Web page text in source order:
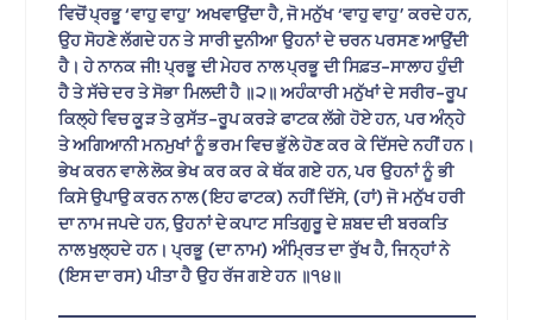
ਵਿਚੋਂ ਪ੍ਰਭੂ ‘ਵਾਹੁ ਵਾਹੁ’ ਅਖਵਾਉਂਦਾ ਹੈ, ਜੋ ਮਨੁੱਖ ‘ਵਾਹੁ ਵਾਹੁ’ ਕਰਦੇ ਹਨ,
ਉਹ ਸੋਹਣੇ ਲੱਗਦੇ ਹਨ ਤੇ ਸਾਰੀ ਦੁਨੀਆ ਉਹਨਾਂ ਦੇ ਚਰਨ ਪਰਸਣ ਆਉਂਦੀ
ਹੈ। ਹੇ ਨਾਨਕ ਜੀ! ਪ੍ਰਭੂ ਦੀ ਮੇਹਰ ਨਾਲ ਪ੍ਰਭੂ ਦੀ ਸਿਫ਼ਤ-ਸਾਲਾਹ ਹੁੰਦੀ
ਹੈ ਤੇ ਸੱਚੇ ਦਰ ਤੇ ਸੋਭਾ ਮਿਲਦੀ ਹੈ ॥੨॥ ਅਹੰਕਾਰੀ ਮਨੁੱਖਾਂ ਦੇ ਸਰੀਰ-ਰੂਪ
ਕਿਲ੍ਹੇ ਵਿਚ ਕੂੜ ਤੇ ਕੁਸੱਤ-ਰੂਪ ਕਰੜੇ ਫਾਟਕ ਲੱਗੇ ਹੋਏ ਹਨ, ਪਰ ਅੰਨ੍ਹੇ
ਤੇ ਅਗਿਆਨੀ ਮਨਮੁਖਾਂ ਨੂੰ ਭਰਮ ਵਿਚ ਭੁੱਲੇ ਹੋਣ ਕਰ ਕੇ ਦਿੱਸਦੇ ਨਹੀਂ ਹਨ।
ਭੇਖ ਕਰਨ ਵਾਲੇ ਲੋਕ ਭੇਖ ਕਰ ਕਰ ਕੇ ਥੱਕ ਗਏ ਹਨ, ਪਰ ਉਹਨਾਂ ਨੂੰ ਭੀ
ਕਿਸੇ ਉਪਾਉ ਕਰਨ ਨਾਲ (ਇਹ ਫਾਟਕ) ਨਹੀਂ ਦਿੱਸੇ, (ਹਾਂ) ਜੋ ਮਨੁੱਖ ਹਰੀ
ਦਾ ਨਾਮ ਜਪਦੇ ਹਨ, ਉਹਨਾਂ ਦੇ ਕਪਾਟ ਸਤਿਗੁਰੂ ਦੇ ਸ਼ਬਦ ਦੀ ਬਰਕਤਿ
ਨਾਲ ਖੁਲ੍ਹਦੇ ਹਨ। ਪ੍ਰਭੂ (ਦਾ ਨਾਮ) ਅੰਮ੍ਰਿਤ ਦਾ ਰੁੱਖ ਹੈ, ਜਿਨ੍ਹਾਂ ਨੇ
(ਇਸ ਦਾ ਰਸ) ਪੀਤਾ ਹੈ ਉਹ ਰੱਜ ਗਏ ਹਨ ॥੧੪॥